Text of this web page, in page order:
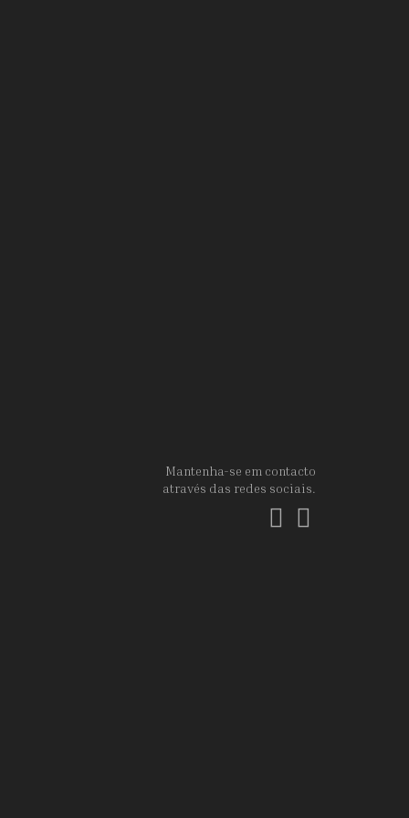
Mantenha-se em contacto
através das redes sociais.
Facebook